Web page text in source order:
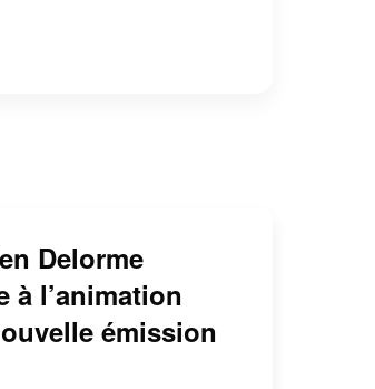
Delorme
à l’animation
émission